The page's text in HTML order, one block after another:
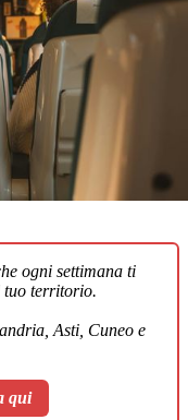
ogni settimana ti
territorio.
Asti, Cuneo e
qui